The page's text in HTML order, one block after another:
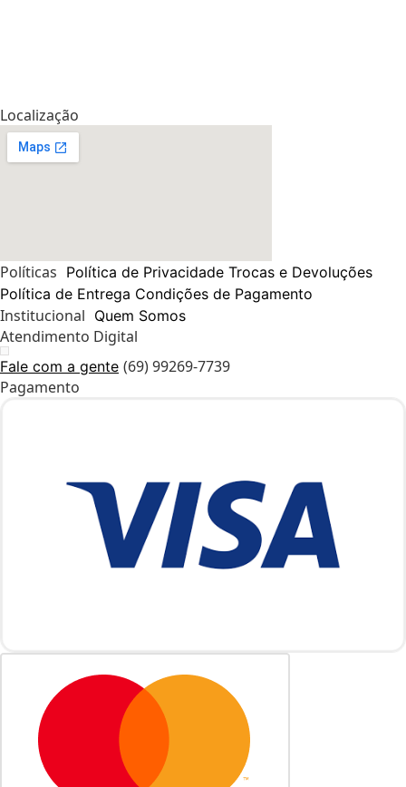
Localização
Políticas Política de Privacidade Trocas e Devoluções
Política de Entrega Condições de Pagamento
Institucional Quem Somos
Atendimento Digital
Fale com a gente (69) 99269-7739
Pagamento